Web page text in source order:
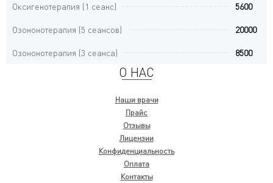
Оксигенотерапия (1 сеанс) 5600
Озононотерапия (5 сеансов) 20000
Озононотерапия (3 сеанса) 8500
О НАС
Наши врачи
Прайс
Отзывы
Лицензии
Конфиденциальность
Оплата
Контакты